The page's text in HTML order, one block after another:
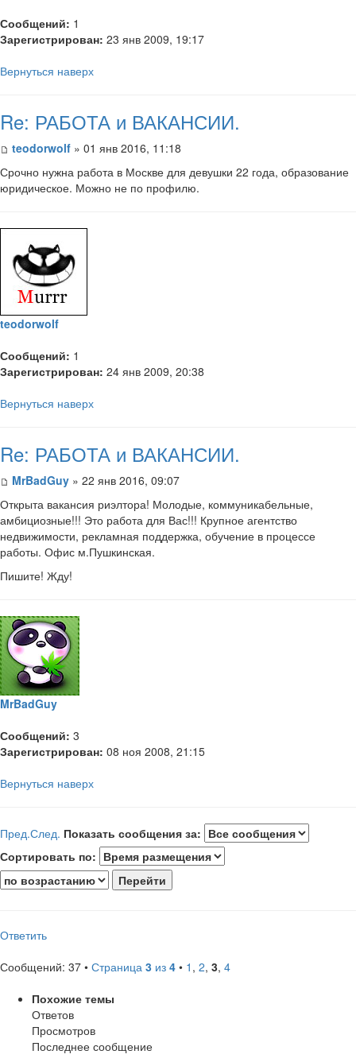
Сообщений: 1
Зарегистрирован: 23 янв 2009, 19:17
Вернуться наверх
Re: РАБОТА и ВАКАНСИИ.
teodorwolf » 01 янв 2016, 11:18
Срочно нужна работа в Москве для девушки 22 года, образование
юридическое. Можно не по профилю.
teodorwolf
Сообщений: 1
Зарегистрирован: 24 янв 2009, 20:38
Вернуться наверх
Re: РАБОТА и ВАКАНСИИ.
MrBadGuy » 22 янв 2016, 09:07
Открыта вакансия риэлтора! Молодые, коммуникабельные,
амбициозные!!! Это работа для Вас!!! Крупное агентство
недвижимости, рекламная поддержка, обучение в процессе
работы. Офис м.Пушкинская.
Пишите! Жду!
MrBadGuy
Сообщений: 3
Зарегистрирован: 08 ноя 2008, 21:15
Вернуться наверх
Пред.След. Показать сообщения за:
Сортировать по:
Ответить
Сообщений: 37 • Страница 3 из 4 • 1 , 2, 3, 4
Похожие темы
Ответов
Просмотров
Последнее сообщение